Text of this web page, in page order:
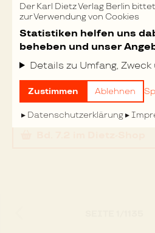
Der Karl Dietz Verlag Berlin
zur Verwendung von Cookies
Statistiken helfen uns
beheben und unser
Details zu Umfang,
Zustimmen Ablehnen
Datenschutzerklärung
Band 7.2
Annelies Laschitza & Eckhard
(Hrsg.)